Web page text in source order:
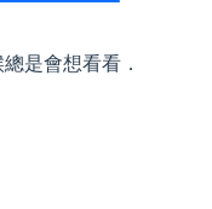
是會想看看．